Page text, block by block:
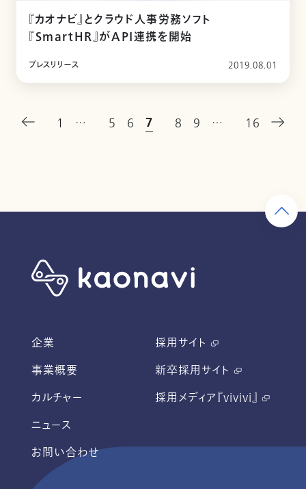
『カオナビ』とクラウド人事労務ソフト
『SmartHR』がAPI連携を開始
プレスリリース 2019.08.01
1 … 5 6 7 8 9 … 16
企業
事業概要
カルチャー
ニュース
お問い合わせ
採用サイト
新卒採用サイト
採用メディア『vivivi』